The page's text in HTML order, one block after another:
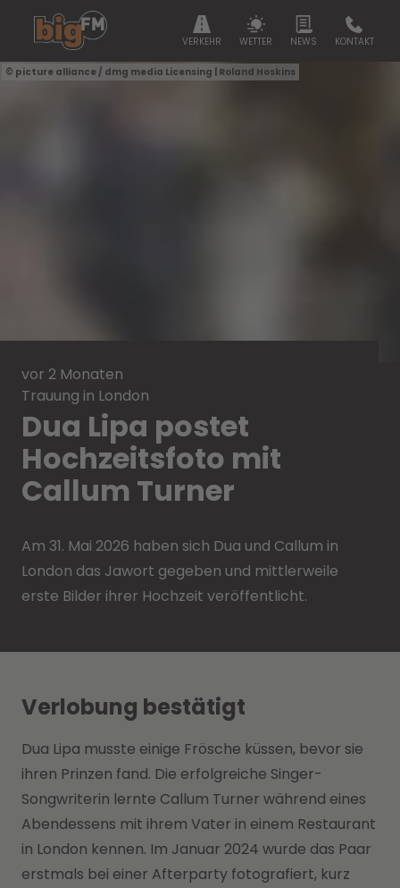
VERKEHR WETTER NEWS KONTAKT
picture alliance / dmg media Licensing | Roland Hoskins
vor 2 Monaten
Trauung in London
Dua Lipa postet
Hochzeitsfoto mit
Callum Turner
Am 31. Mai 2026 haben sich Dua und Callum in
London das Jawort gegeben und mittlerweile
erste Bilder ihrer Hochzeit veröffentlicht.
Verlobung bestätigt
Dua Lipa musste einige Frösche küssen, bevor sie
ihren Prinzen fand. Die erfolgreiche Singer-
Songwriterin lernte Callum Turner während eines
Abendessens mit ihrem Vater in einem Restaurant
in London kennen. Im Januar 2024 wurde das Paar
erstmals bei einer Afterparty fotografiert, kurz